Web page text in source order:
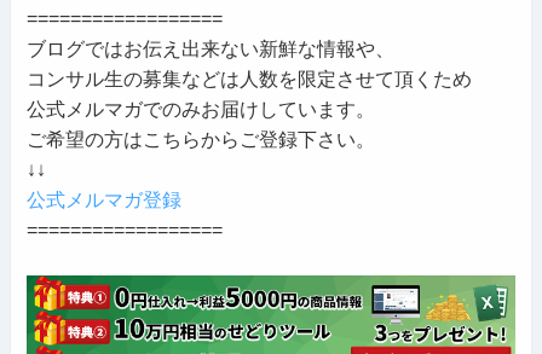
==================
ブログではお伝え出来ない新鮮な情報や、
コンサル生の募集などは人数を限定させて頂くため
公式メルマガでのみお届けしています。
ご希望の方はこちらからご登録下さい。
↓↓
公式メルマガ登録
==================